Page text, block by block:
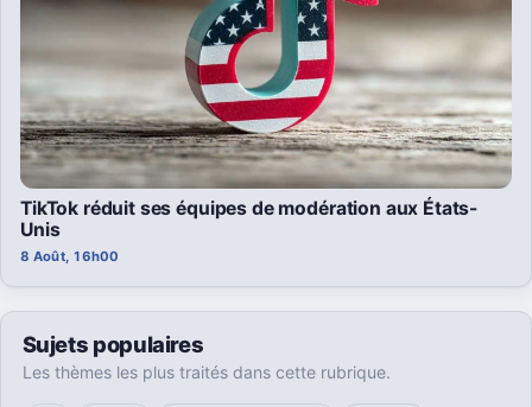
TikTok réduit ses équipes de modération aux États-
Unis
8 Août, 16h00
Sujets populaires
Les thèmes les plus traités dans cette rubrique.